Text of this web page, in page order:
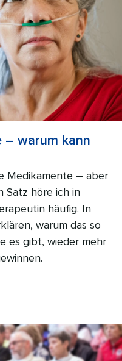
warum kann
Medikamente – aber
Satz höre ich in
häufig. In
warum das so
es gibt, wieder mehr